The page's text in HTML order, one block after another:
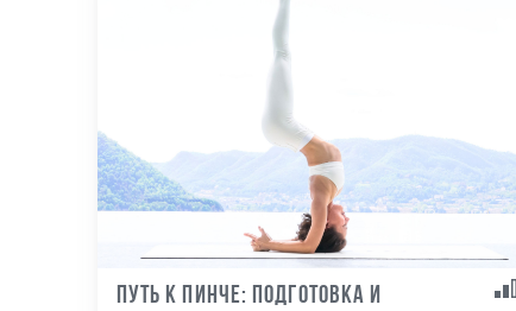
Путь к Пинче: подготовка и